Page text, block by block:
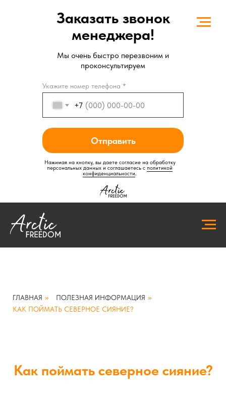
+7
Отправить
Заказать звонок
менеджера!
Мы очень быстро перезвоним и
проконсультируем
Нажимая на кнопку, вы даете согласие на обработку
персональных данных и соглашаетесь c политикой
конфиденциальности.
Укажите номер телефона *
ГЛАВНАЯ » ПОЛЕЗНАЯ ИНФОРМАЦИЯ »
КАК ПОЙМАТЬ СЕВЕРНОЕ СИЯНИЕ?
Как поймать северное сияние?